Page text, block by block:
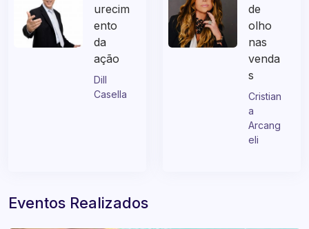
urecim
ento
da
ação
Dill
Casella
de
olho
nas
venda
s
Cristian
a
Arcang
eli
Eventos Realizados